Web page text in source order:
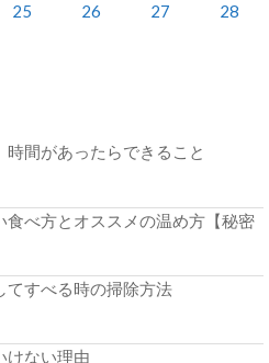
25 26 27
28
間があったらできること
食べ方とオススメの温め方【秘密
てすべる時の掃除方法
けない理由